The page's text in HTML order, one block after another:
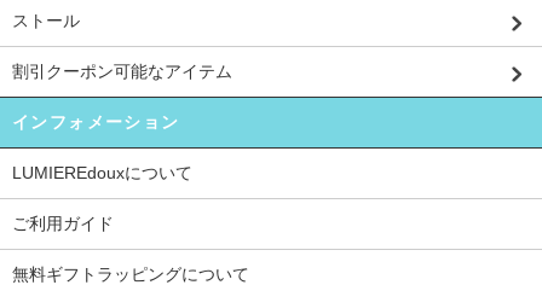
ストール
割引クーポン可能なアイテム
インフォメーション
LUMIEREdouxについて
ご利用ガイド
無料ギフトラッピングについて